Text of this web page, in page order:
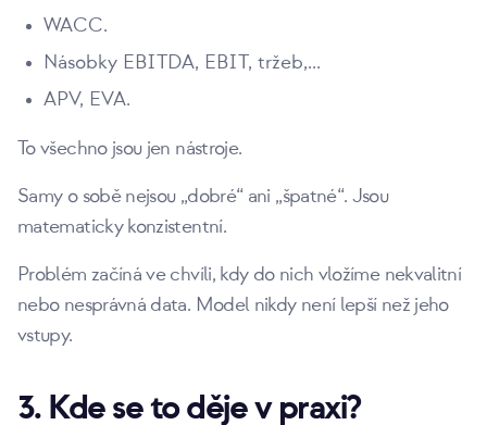
WACC.
Násobky EBITDA, EBIT, tržeb,...
APV, EVA.
To všechno jsou jen nástroje.
Samy o sobě nejsou „dobré“ ani „špatné“. Jsou
matematicky konzistentní.
Problém začíná ve chvíli, kdy do nich vložíme nekvalitní
nebo nesprávná data. Model nikdy není lepší než jeho
vstupy.
3. Kde se to děje v praxi?